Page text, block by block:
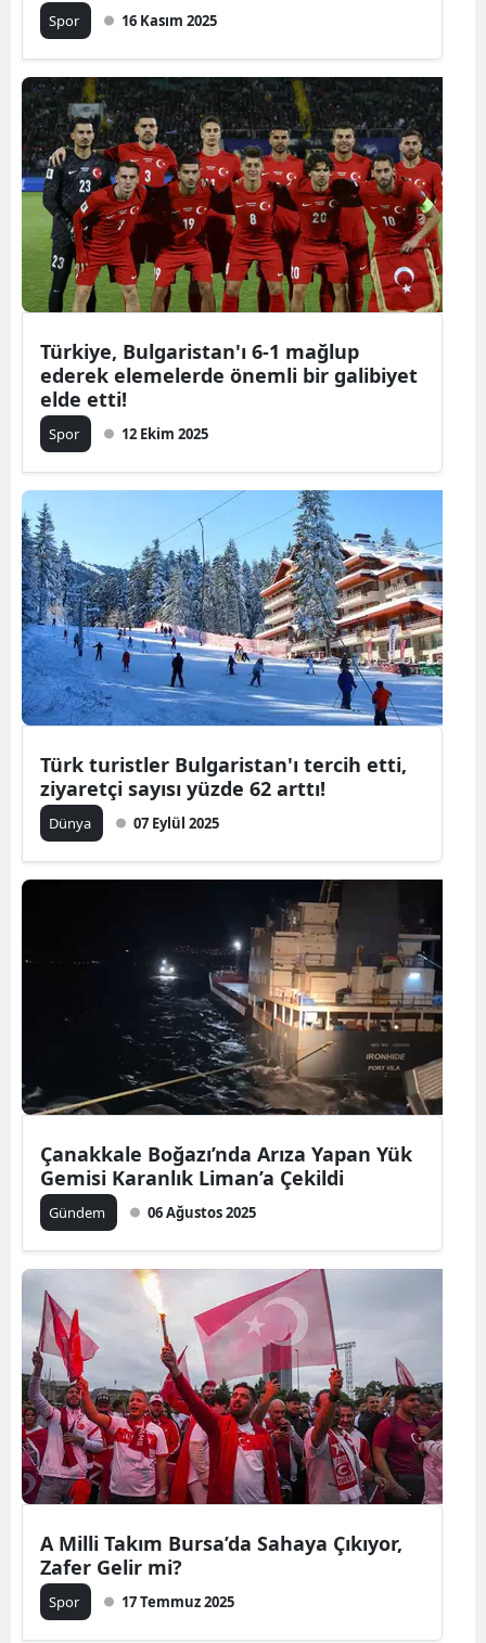
Spor 16 Kasım 2025
Türkiye, Bulgaristan'ı 6-1 mağlup
ederek elemelerde önemli bir galibiyet
elde etti!
Spor 12 Ekim 2025
Türk turistler Bulgaristan'ı tercih etti,
ziyaretçi sayısı yüzde 62 arttı!
Dünya 07 Eylül 2025
Çanakkale Boğazı’nda Arıza Yapan Yük
Gemisi Karanlık Liman’a Çekildi
Gündem 06 Ağustos 2025
A Milli Takım Bursa’da Sahaya Çıkıyor,
Zafer Gelir mi?
Spor 17 Temmuz 2025